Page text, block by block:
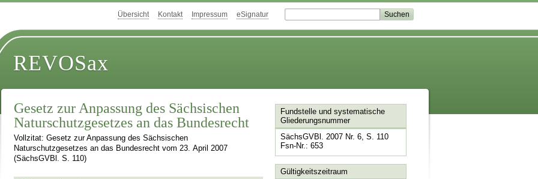
Übersicht Kontakt Impressum eSignatur
REVOSax
Gesetz zur Anpassung des Sächsischen
Naturschutzgesetzes an das Bundesrecht
Vollzitat: Gesetz zur Anpassung des Sächsischen
Naturschutzgesetzes an das Bundesrecht vom 23. April 2007
(SächsGVBl. S. 110)
Fundstelle und systematische
Gliederungsnummer
SächsGVBl. 2007 Nr. 6, S. 110
Fsn-Nr.: 653
Gültigkeitszeitraum